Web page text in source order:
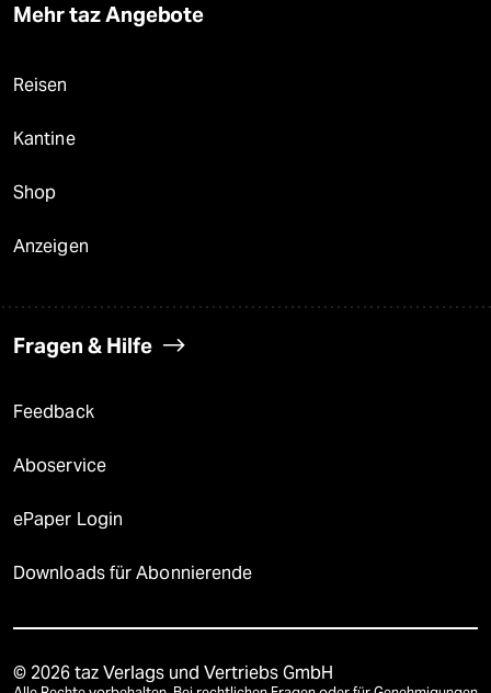
Mehr taz Angebote
Reisen
Kantine
Shop
Anzeigen
Fragen & Hilfe
Feedback
Aboservice
ePaper Login
Downloads für Abonnierende
© 2026 taz Verlags und Vertriebs GmbH